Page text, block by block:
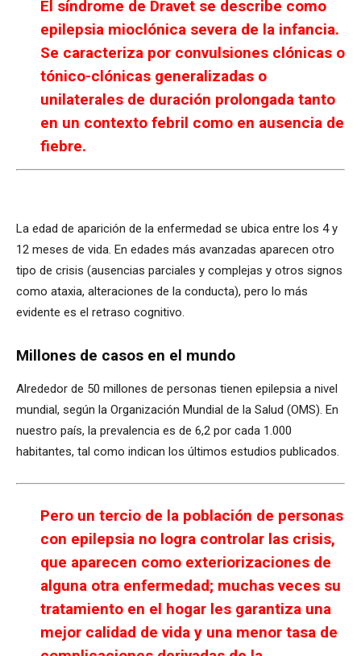
El síndrome de Dravet se describe como
epilepsia mioclónica severa de la infancia.
Se caracteriza por convulsiones clónicas o
tónico-clónicas generalizadas o
unilaterales de duración prolongada tanto
en un contexto febril como en ausencia de
fiebre.
La edad de aparición de la enfermedad se ubica entre los 4 y
12 meses de vida. En edades más avanzadas aparecen otro
tipo de crisis (ausencias parciales y complejas y otros signos
como ataxia, alteraciones de la conducta), pero lo más
evidente es el retraso cognitivo.
Millones de casos en el mundo
Alrededor de 50 millones de personas tienen epilepsia a nivel
mundial, según la Organización Mundial de la Salud (OMS). En
nuestro país, la prevalencia es de 6,2 por cada 1.000
habitantes, tal como indican los últimos estudios publicados.
Pero un tercio de la población de personas
con epilepsia no logra controlar las crisis,
que aparecen como exteriorizaciones de
alguna otra enfermedad; muchas veces su
tratamiento en el hogar les garantiza una
mejor calidad de vida y una menor tasa de